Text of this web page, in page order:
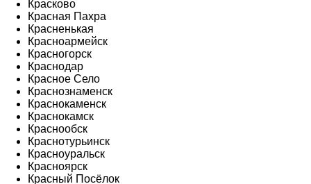
Красково
Красная Пахра
Красненькая
Красноармейск
Красногорск
Краснодар
Красное Село
Краснознаменск
Краснокаменск
Краснокамск
Краснообск
Краснотурьинск
Красноуральск
Красноярск
Красный Посёлок